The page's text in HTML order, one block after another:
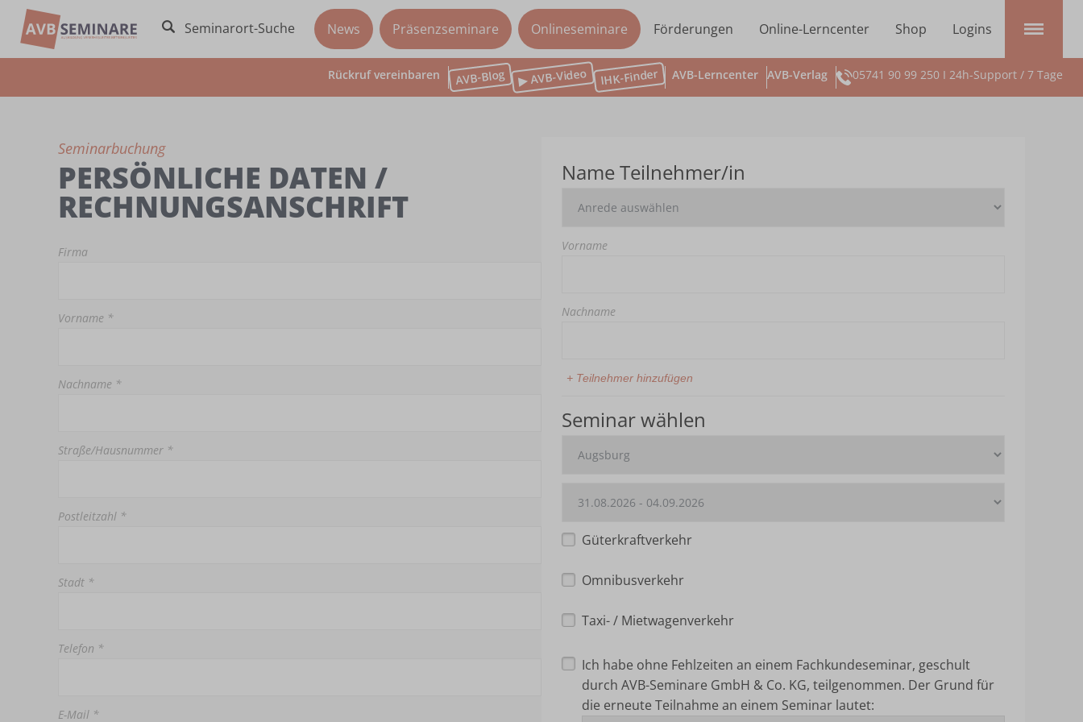
Seminarort-Suche News Präsenzseminare Onlineseminare Förderungen Online-Lerncenter Shop Logins
Rückruf vereinbaren AVB-Blog ▶ AVB-Video IHK-Finder AVB-Lerncenter AVB-Verlag 05741 90 99 250 I 24h-Support / 7 Tage
Seminarbuchung
PERSÖNLICHE DATEN /
RECHNUNGSANSCHRIFT
Firma
Vorname *
Nachname *
Straße/Hausnummer *
Postleitzahl *
Stadt *
Telefon *
E-Mail *
Name Teilnehmer/in
Vorname
Nachname
+ Teilnehmer hinzufügen
Seminar wählen
Güterkraftverkehr
Omnibusverkehr
Taxi- / Mietwagenverkehr
Ich habe ohne Fehlzeiten an einem Fachkundeseminar, geschult
durch AVB-Seminare GmbH & Co. KG, teilgenommen. Der Grund für
die erneute Teilnahme an einem Seminar lautet: